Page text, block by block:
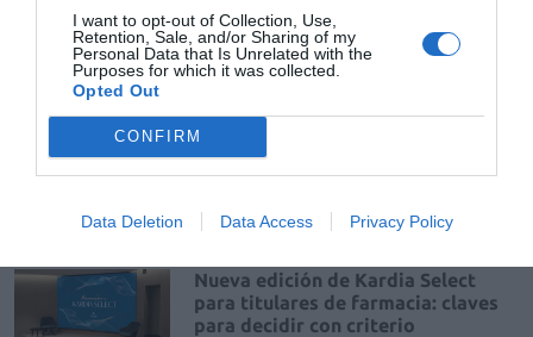
I want to opt-out of Collection, Use,
Retention, Sale, and/or Sharing of my
Personal Data that Is Unrelated with the
Purposes for which it was collected.
Opted Out
CONFIRM
Data Deletion Data Access Privacy Policy
Farmacéutico de Oviedo
NOTICIAS Y NOVEDADES Redacción 31/07/2026
La farmacia, un apoyo esencial en
el cuidado infantil
Nueva edición de Kardia Select
para titulares de farmacia: claves
para decidir con criterio